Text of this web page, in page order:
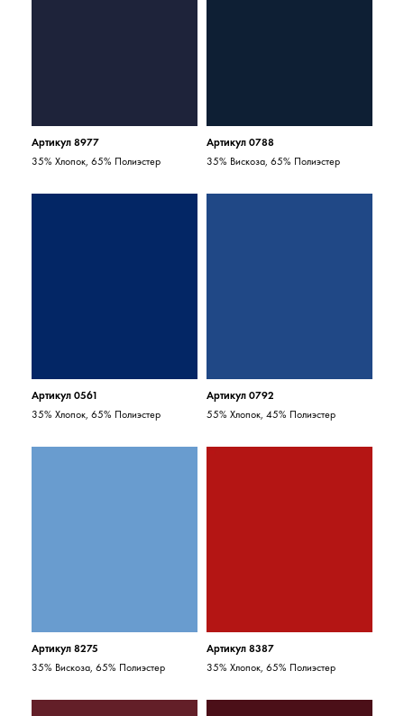
Артикул 8977
35% Хлопок, 65% Полиэстер
Артикул 0788
35% Вискоза, 65% Полиэстер
Артикул 0561
35% Хлопок, 65% Полиэстер
Артикул 0792
55% Хлопок, 45% Полиэстер
Артикул 8275
35% Вискоза, 65% Полиэстер
Артикул 8387
35% Хлопок, 65% Полиэстер